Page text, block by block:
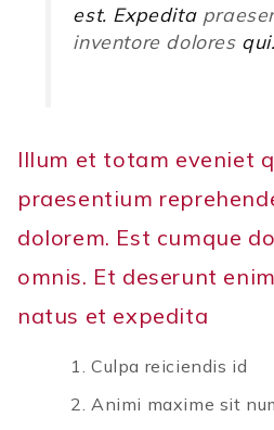
est. Expedita
inventore doloresqui.
Illum et totam eveniet
praesentium
dolorem. Est cumque
omnis. Et deserunt
natus et expedita
Culpa reiciendis id
Animi maxime sit